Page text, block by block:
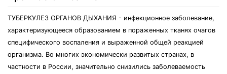
ТУБЕРКУЛЕЗ ОРГАНОВ ДЫХАНИЯ - инфекционное заболевание,
характеризующееся образованием в пораженных тканях очагов
специфического воспаления и выраженной общей реакцией
организма. Во многих экономически развитых странах, в
частности в России, значительно снизились заболеваемость